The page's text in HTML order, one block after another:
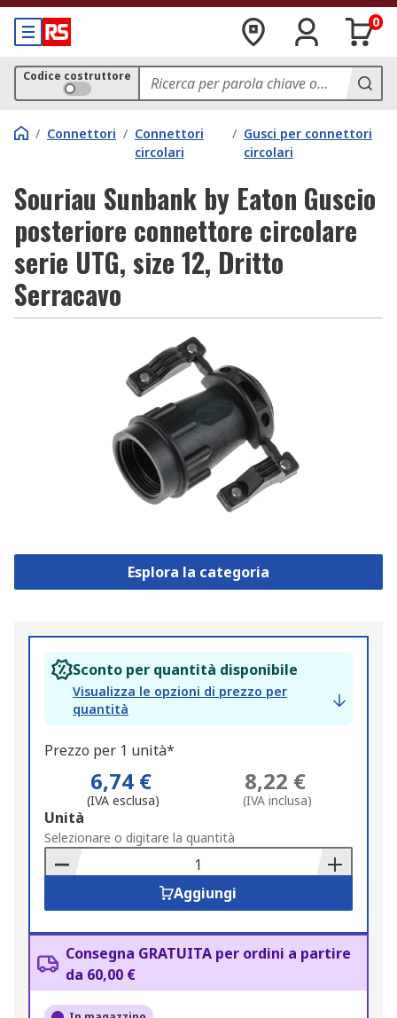
0
Codice costruttore
/ Connettori / Connettori
circolari
/ Gusci per connettori
circolari
Souriau Sunbank by Eaton Guscio
posteriore connettore circolare
serie UTG, size 12, Dritto
Serracavo
Esplora la categoria
Sconto per quantità disponibile
Visualizza le opzioni di prezzo per
quantità
Prezzo per 1 unità*
6,74 €
(IVA esclusa)
8,22 €
(IVA inclusa)
Add
to
Basket
Unità
Selezionare o digitare la quantità
Aggiungi
Consegna GRATUITA per ordini a partire
da 60,00 €